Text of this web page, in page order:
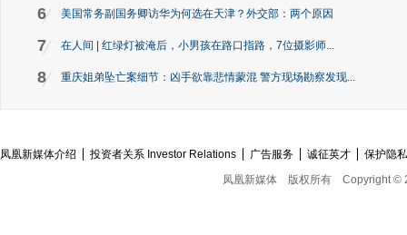
6 美国常务副国务卿访华为何选在天津？外交部：两个原因
7 在人间 | 红绿灯被淹后，小男孩在路口指路，7位摄影师...
8 重庆姐弟坠亡案细节：凶手欲靠悲情蒙混 警方现场勘察发现...
凤凰新媒体介绍 投资者关系 Investor Relations 广告服务 诚征英才
保护隐
凤凰新媒体
版权所有 Copyright ©